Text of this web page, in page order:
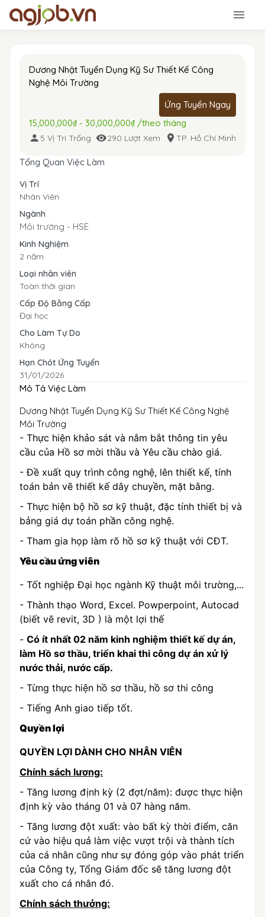
Dương Nhật Tuyển Dụng Kỹ Sư Thiết Kế Công
Nghệ Môi Trường
Ứng Tuyển Ngay
15,000,000₫ - 30,000,000₫ /theo tháng
5 Vị Trí Trống 290 Lượt Xem TP. Hồ Chí Minh
Tổng Quan Việc Làm
Vị Trí
Nhân Viên
Ngành
Môi trường - HSE
Kinh Nghiệm
2 năm
Loại nhân viên
Toàn thời gian
Cấp Độ Bằng Cấp
Đại học
Cho Làm Tự Do
Không
Hạn Chót Ứng Tuyển
31/01/2026
Mô Tả Việc Làm
Dương Nhật Tuyển Dụng Kỹ Sư Thiết Kế Công Nghệ
Môi Trường
- Thực hiện khảo sát và nắm bắt thông tin yêu
cầu của Hồ sơ mời thầu và Yêu cầu chào giá.
- Đề xuất quy trình công nghệ, lên thiết kế, tính
toán bản vẽ thiết kế dây chuyền, mặt bằng.
- Thực hiện bộ hồ sơ kỹ thuật, đặc tính thiết bị và
bảng giá dự toán phần công nghệ.
- Tham gia họp làm rõ hồ sơ kỹ thuật với CĐT.
Yêu cầu ứng viên
- Tốt nghiệp Đại học ngành Kỹ thuật môi trường,...
- Thành thạo Word, Excel. Powperpoint, Autocad
(biết vẽ revit, 3D ) là một lợi thế
- Có ít nhất 02 năm kinh nghiệm thiết kế dự án,
làm Hồ sơ thầu, triển khai thi công dự án xử lý
nước thải, nước cấp.
- Từng thực hiện hồ sơ thầu, hồ sơ thi công
- Tiếng Anh giao tiếp tốt.
Quyền lợi
QUYỀN LỢI DÀNH CHO NHÂN VIÊN
Chính sách lương:
- Tăng lương định kỳ (2 đợt/năm): được thực hiện
định kỳ vào tháng 01 và 07 hàng năm.
- Tăng lương đột xuất: vào bất kỳ thời điểm, căn
cứ vào hiệu quả làm việc vượt trội và thành tích
của cá nhân cũng như sự đóng góp vào phát triển
của Công ty, Tổng Giám đốc sẽ tăng lương đột
xuất cho cá nhân đó.
Chính sách thưởng: